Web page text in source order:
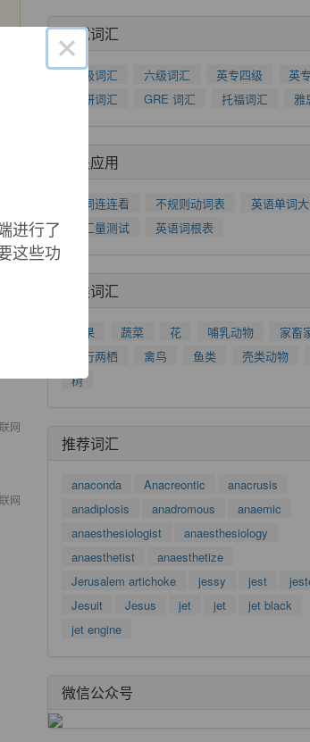
语
网
网
考试词汇
四级词汇 六级词汇 英专四级
英
考研词汇
GRE 词汇 托福词汇 雅
相关应用
单词连连看 不规则动词表
英语单词
词汇量测试
英语词根表
分类词汇
水果 蔬菜 花 哺乳动物
家畜
爬行两栖
禽鸟 鱼类 壳类动物
树
推荐词汇
anaconda Anacreontic
anacrusis
anadiplosis
anadromous
anaemic
anaesthesiologist
anaesthesiology
anaesthetist
anaesthetize
Jerusalem artichoke
jessy jest
Jesuit
Jesus jet jet
jet black
jet engine
微信公众号
×
进行了
这些功